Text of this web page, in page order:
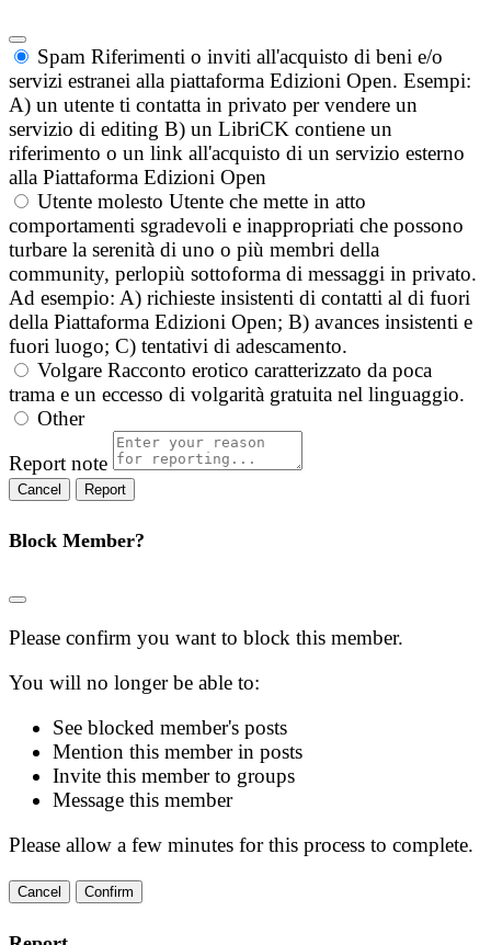
Spam Riferimenti o inviti all'acquisto di beni e/o
servizi estranei alla piattaforma Edizioni Open. Esempi:
A) un utente ti contatta in privato per vendere un
servizio di editing B) un LibriCK contiene un
riferimento o un link all'acquisto di un servizio esterno
alla Piattaforma Edizioni Open
Utente molesto Utente che mette in atto
comportamenti sgradevoli e inappropriati che possono
turbare la serenità di uno o più membri della
community, perlopiù sottoforma di messaggi in privato.
Ad esempio: A) richieste insistenti di contatti al di fuori
della Piattaforma Edizioni Open; B) avances insistenti e
fuori luogo; C) tentativi di adescamento.
Volgare Racconto erotico caratterizzato da poca
trama e un eccesso di volgarità gratuita nel linguaggio.
Other
Report note
Report
Block Member?
Please confirm you want to block this member.
You will no longer be able to:
See blocked member's posts
Mention this member in posts
Invite this member to groups
Message this member
Please allow a few minutes for this process to complete.
Confirm